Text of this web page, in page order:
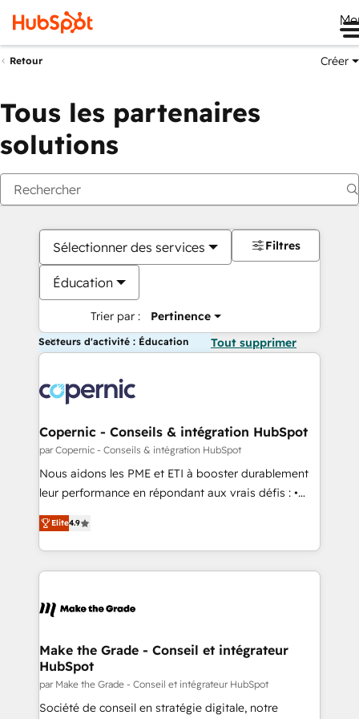
Retour Créer
Tous les partenaires
solutions
Sélectionner des services
Éducation
Trier par : Pertinence
Filtres
Secteurs d'activité : Éducation Tout supprimer
Copernic - Conseils & intégration HubSpot
par Copernic - Conseils & intégration HubSpot
Nous aidons les PME et ETI à booster durablement
leur performance en répondant aux vrais défis : •
Intégration de HubSpot avec d’autres outils (ERP,
téléphonie, etc.) • Alignement des équipes grâce à un
outil et des données partagées • Amélioration de la
collecte et de l’analyse des données pour des
de la productivité des équipes Notre équipe de 30
avec un engagement total, alignant processus
métiers et technologie, et guidant vos équipes à
travers le changement, tout en centrant vos objectifs
d’entreprise. Grâce à une méthodologie éprouvée
Elite4.9
Make the Grade - Conseil et intégrateur
HubSpot
par Make the Grade - Conseil et intégrateur HubSpot
Société de conseil en stratégie digitale, notre